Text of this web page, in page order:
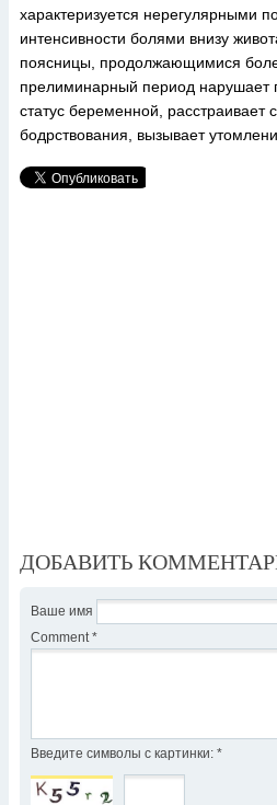
характеризуется нерегулярными
интенсивности болями внизу
поясницы, продолжающимися
прелиминарный период нарушает
статус беременной, расстраивает
бодрствования, вызывает
ДОБАВИТЬ
Ваше имя
Comment *
Введите символы с картинки: *